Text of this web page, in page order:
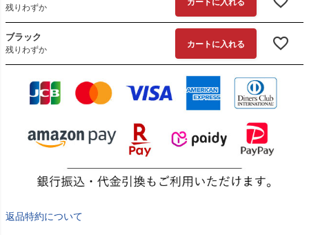
残りわずか
カートに入れる
ブラック
残りわずか
カートに入れる
返品特約について